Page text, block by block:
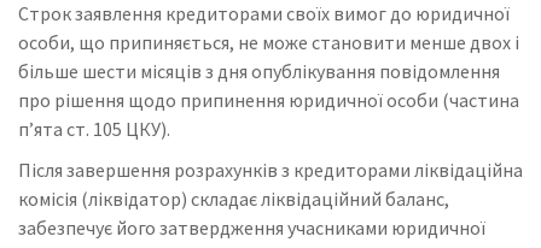
Строк заявлення кредиторами своїх вимог до юридичної
особи, що припиняється, не може становити менше двох і
більше шести місяців з дня опублікування повідомлення
про рішення щодо припинення юридичної особи (частина
п’ята ст. 105 ЦКУ).
Після завершення розрахунків з кредиторами ліквідаційна
комісія (ліквідатор) складає ліквідаційний баланс,
забезпечує його затвердження учасниками юридичної